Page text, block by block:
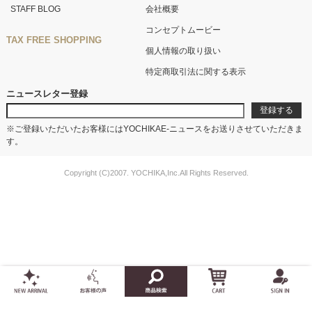
STAFF BLOG
TAX FREE SHOPPING
会社概要
コンセプトムービー
個人情報の取り扱い
特定商取引法に関する表示
ニュースレター登録
※ご登録いただいたお客様にはYOCHIKAE-ニュースをお送りさせていただきま
す。
Copyright (C)2007. YOCHIKA,Inc.All Rights Reserved.